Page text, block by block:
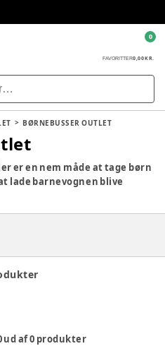
FAVORITTER0,00 KR.
0
BØRNEBUSSER OUTLET
er en nem måde at tage børn
lade barnevognen blive
børn med på én gang.
ud af0 produkter